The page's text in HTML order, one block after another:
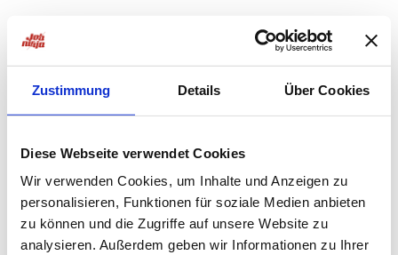
Zustimmung Details Über Cookies
Diese Webseite verwendet Cookies
Wir verwenden Cookies, um Inhalte und Anzeigen zu
personalisieren, Funktionen für soziale Medien anbieten
zu können und die Zugriffe auf unsere Website zu
analysieren. Außerdem geben wir Informationen zu Ihrer